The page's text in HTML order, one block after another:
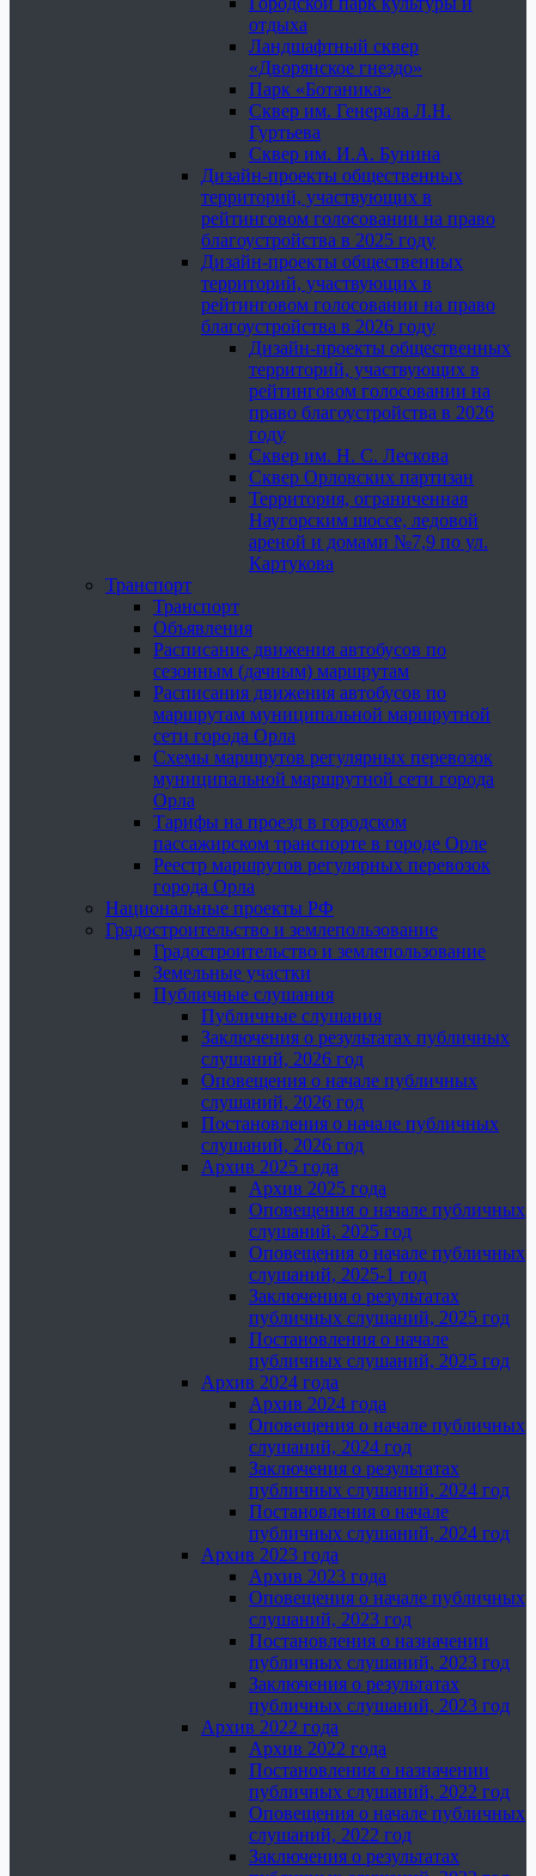
отдыха
Ландшафтный сквер
«Дворянское гнездо»
Парк «Ботаника»
Сквер им. Генерала Л.Н.
Гуртьева
Сквер им. И.А. Бунина
Дизайн-проекты общественных
территорий, участвующих в
рейтинговом голосовании на право
благоустройства в 2025 году
Дизайн-проекты общественных
территорий, участвующих в
рейтинговом голосовании на право
благоустройства в 2026 году
Дизайн-проекты общественных
территорий, участвующих в
рейтинговом голосовании на
право благоустройства в 2026
году
Сквер им. Н. С. Лескова
Сквер Орловских партизан
Территория, ограниченная
Наугорским шоссе, ледовой
ареной и домами №7,9 по ул.
Картукова
Транспорт
Транспорт
Объявления
Расписание движения автобусов по
сезонным (дачным) маршрутам
Расписания движения автобусов по
маршрутам муниципальной маршрутной
сети города Орла
Схемы маршрутов регулярных перевозок
муниципальной маршрутной сети города
Орла
Тарифы на проезд в городском
пассажирском транспорте в городе Орле
Реестр маршрутов регулярных перевозок
города Орла
Национальные проекты РФ
Градостроительство и землепользование
Градостроительство и землепользование
Земельные участки
Публичные слушания
Публичные слушания
Заключения о результатах публичных
слушаний, 2026 год
Оповещения о начале публичных
слушаний, 2026 год
Постановления о начале публичных
слушаний, 2026 год
Архив 2025 года
Архив 2025 года
Оповещения о начале публичных
слушаний, 2025 год
Оповещения о начале публичных
слушаний, 2025-1 год
Заключения о результатах
публичных слушаний, 2025 год
Постановления о начале
публичных слушаний, 2025 год
Архив 2024 года
Архив 2024 года
Оповещения о начале публичных
слушаний, 2024 год
Заключения о результатах
публичных слушаний, 2024 год
Постановления о начале
публичных слушаний, 2024 год
Архив 2023 года
Архив 2023 года
Оповещения о начале публичных
слушаний, 2023 год
Постановления о назначении
публичных слушаний, 2023 год
Заключения о результатах
публичных слушаний, 2023 год
Архив 2022 года
Архив 2022 года
Постановления о назначении
публичных слушаний, 2022 год
Оповещения о начале публичных
слушаний, 2022 год
Заключения о результатах